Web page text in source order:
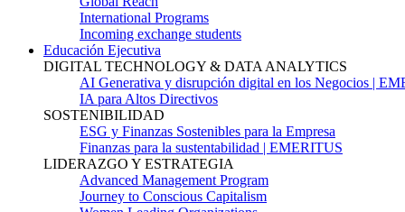
International Programs
Incoming exchange students
Educación Ejecutiva
DIGITAL TECHNOLOGY & DATA ANALYTICS
AI Generativa y disrupción digital en los Negocios |
IA para Altos Directivos
SOSTENIBILIDAD
ESG y Finanzas Sostenibles para la Empresa
Finanzas para la sustentabilidad | EMERITUS
LIDERAZGO Y ESTRATEGIA
Advanced Management Program
Journey to Conscious Capitalism